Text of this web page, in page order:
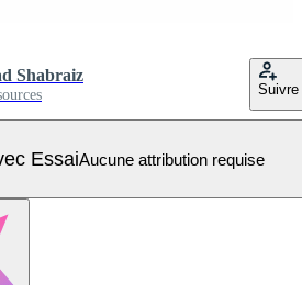
Shabraiz
Suivre
EssaiAucune attribution requise